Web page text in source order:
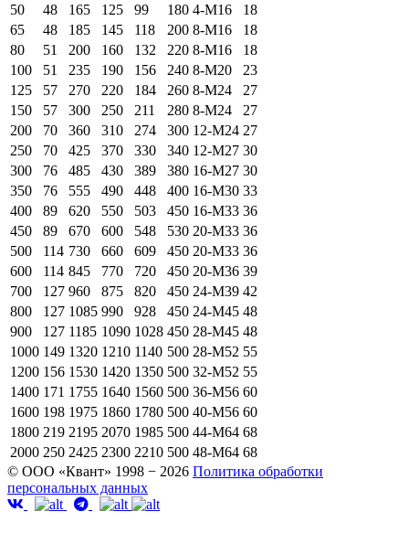
50
48 165 125 99 180 4-М16
18
65
48 185 145 118 200 8-М16
18
80
51 200 160 132 220 8-М16
18
100
51 235 190 156 240 8-М20
23
125
57 270 220 184 260 8-М24
27
150
57 300 250 211 280 8-М24
27
200
70 360 310 274 300 12-М24 27
250
70 425 370 330 340 12-М27 30
300
76 485 430 389 380 16-М27 30
350
76 555 490 448 400 16-М30 33
400
89 620 550 503 450 16-М33 36
450
89 670 600 548 530 20-М33 36
500
114 730 660 609 450 20-М33 36
600
114 845 770 720 450 20-М36 39
700
127 960 875 820 450 24-М39 42
800
127 1085 990 928 450 24-М45 48
900
127 1185 1090 1028 450 28-М45 48
1000 149 1320 1210 1140 500 28-М52 55
1200 156 1530 1420 1350 500 32-М52 55
1400 171 1755 1640 1560 500 36-М56 60
1600 198 1975 1860 1780 500 40-М56 60
1800 219 2195 2070 1985 500 44-М64 68
2000 250 2425 2300 2210 500 48-М64 68
© ООО «Квант» 1998 − 2026 Политика обработки
персональных данных